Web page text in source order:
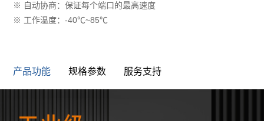
※ 自动协商：保证每个端口的最高速度
※ 工作温度：-40℃~85℃
服务支持
产品功能 规格参数